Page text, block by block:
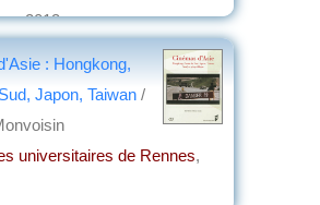
, 2013
: Hongkong,
Japon, Taiwan /
universitaires de Rennes,